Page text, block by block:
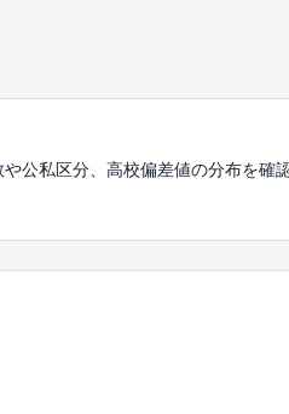
公私区分、高校偏差値の分布を確認